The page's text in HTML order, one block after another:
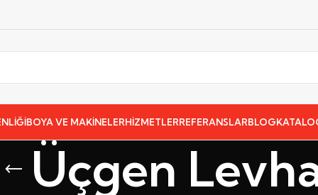
BOYA VE MAKİNELERHİZMETLERREFERANSLARBLOG
Üçgen